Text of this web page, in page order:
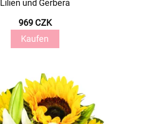
Lilien und Gerbera
969 CZK
Kaufen